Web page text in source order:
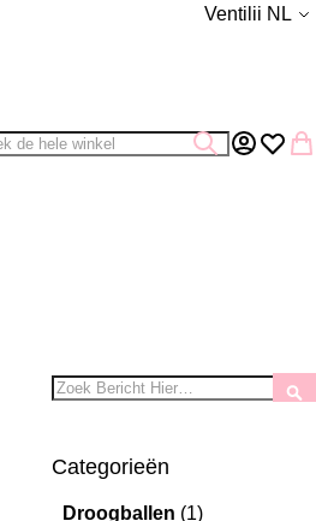
Taal
Ventilii NL
ZoekAccount
Zoek
Categorieën
Droogballen (1)